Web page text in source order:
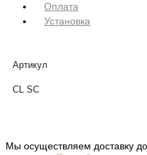
Оплата
Установка
Артикул
CL SC
Мы осуществляем доставку